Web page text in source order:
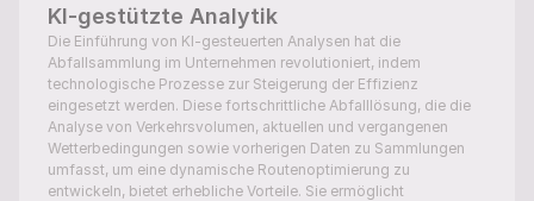
KI-gestützte Analytik
Die Einführung von KI-gesteuerten Analysen hat die
Abfallsammlung im Unternehmen revolutioniert, indem
technologische Prozesse zur Steigerung der Effizienz
eingesetzt werden. Diese fortschrittliche Abfalllösung, die die
Analyse von Verkehrsvolumen, aktuellen und vergangenen
Wetterbedingungen sowie vorherigen Daten zu Sammlungen
umfasst, um eine dynamische Routenoptimierung zu
entwickeln, bietet erhebliche Vorteile. Sie ermöglicht